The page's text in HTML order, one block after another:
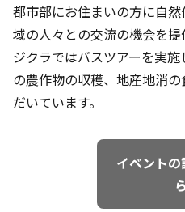
都市部にお住まいの方に自
域の人々との交流の機会を
ジクラではバスツアーを実
の農作物の収穫、地産地消
だいています。
イベント
ら